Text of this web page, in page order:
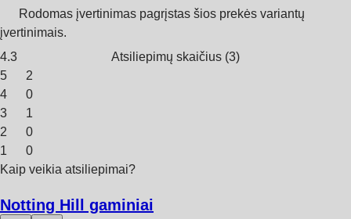
Rodomas įvertinimas pagrįstas šios prekės variantų
įvertinimais.
4.3
Atsiliepimų skaičius (3)
5
2
4
0
3
1
2
0
1
0
Kaip veikia atsiliepimai?
Notting Hill gaminiai